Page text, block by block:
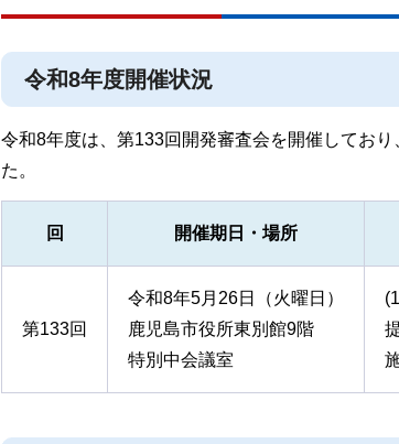
令和8年度開催状況
令和8年度は、第133回開発審査会を開催してお
た。
回 開催期日・場所
第133回
令和8年5月26日（火曜日）
鹿児島市役所東別館9階
特別中会議室